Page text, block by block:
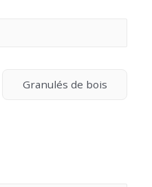
Granulés de bois